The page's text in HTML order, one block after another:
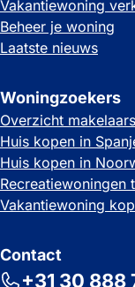
Vakantiewoning
Beheer je woning
Laatste nieuws
Woningzoekers
Overzicht makelaars
Huis kopen in
Huis kopen in
Recreatiewoningen
Vakantiewoning
Contact
+31 30 888